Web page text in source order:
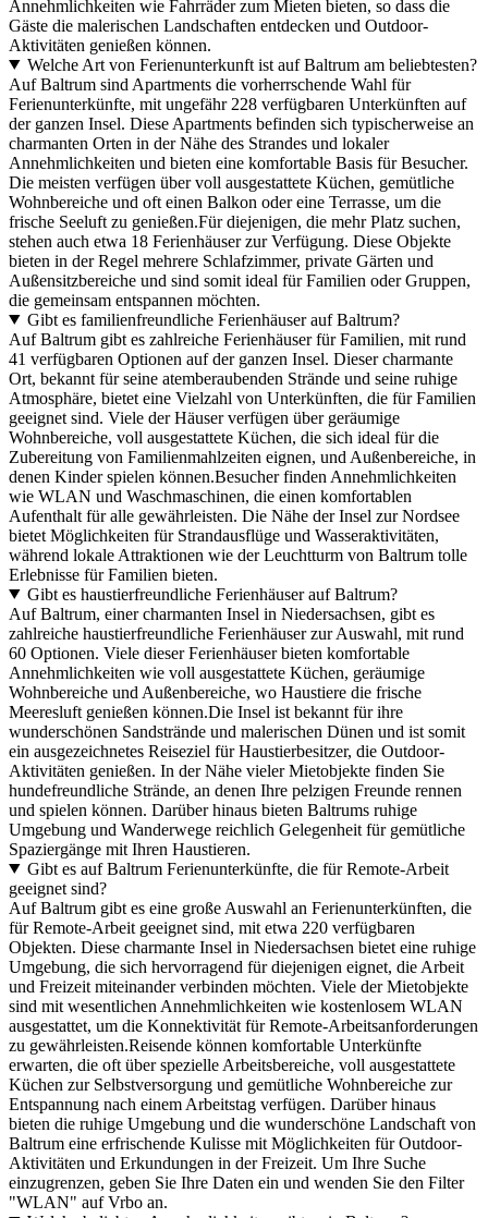
Annehmlichkeiten wie Fahrräder zum Mieten bieten, so dass die
Gäste die malerischen Landschaften entdecken und Outdoor-
Aktivitäten genießen können.
Welche Art von Ferienunterkunft ist auf Baltrum am beliebtesten?
Auf Baltrum sind Apartments die vorherrschende Wahl für
Ferienunterkünfte, mit ungefähr 228 verfügbaren Unterkünften auf
der ganzen Insel. Diese Apartments befinden sich typischerweise an
charmanten Orten in der Nähe des Strandes und lokaler
Annehmlichkeiten und bieten eine komfortable Basis für Besucher.
Die meisten verfügen über voll ausgestattete Küchen, gemütliche
Wohnbereiche und oft einen Balkon oder eine Terrasse, um die
frische Seeluft zu genießen.Für diejenigen, die mehr Platz suchen,
stehen auch etwa 18 Ferienhäuser zur Verfügung. Diese Objekte
bieten in der Regel mehrere Schlafzimmer, private Gärten und
Außensitzbereiche und sind somit ideal für Familien oder Gruppen,
die gemeinsam entspannen möchten.
Gibt es familienfreundliche Ferienhäuser auf Baltrum?
Auf Baltrum gibt es zahlreiche Ferienhäuser für Familien, mit rund
41 verfügbaren Optionen auf der ganzen Insel. Dieser charmante
Ort, bekannt für seine atemberaubenden Strände und seine ruhige
Atmosphäre, bietet eine Vielzahl von Unterkünften, die für Familien
geeignet sind. Viele der Häuser verfügen über geräumige
Wohnbereiche, voll ausgestattete Küchen, die sich ideal für die
Zubereitung von Familienmahlzeiten eignen, und Außenbereiche, in
denen Kinder spielen können.Besucher finden Annehmlichkeiten
wie WLAN und Waschmaschinen, die einen komfortablen
Aufenthalt für alle gewährleisten. Die Nähe der Insel zur Nordsee
bietet Möglichkeiten für Strandausflüge und Wasseraktivitäten,
während lokale Attraktionen wie der Leuchtturm von Baltrum tolle
Erlebnisse für Familien bieten.
Gibt es haustierfreundliche Ferienhäuser auf Baltrum?
Auf Baltrum, einer charmanten Insel in Niedersachsen, gibt es
zahlreiche haustierfreundliche Ferienhäuser zur Auswahl, mit rund
60 Optionen. Viele dieser Ferienhäuser bieten komfortable
Annehmlichkeiten wie voll ausgestattete Küchen, geräumige
Wohnbereiche und Außenbereiche, wo Haustiere die frische
Meeresluft genießen können.Die Insel ist bekannt für ihre
wunderschönen Sandstrände und malerischen Dünen und ist somit
ein ausgezeichnetes Reiseziel für Haustierbesitzer, die Outdoor-
Aktivitäten genießen. In der Nähe vieler Mietobjekte finden Sie
hundefreundliche Strände, an denen Ihre pelzigen Freunde rennen
und spielen können. Darüber hinaus bieten Baltrums ruhige
Umgebung und Wanderwege reichlich Gelegenheit für gemütliche
Spaziergänge mit Ihren Haustieren.
Gibt es auf Baltrum Ferienunterkünfte, die für Remote-Arbeit
geeignet sind?
Auf Baltrum gibt es eine große Auswahl an Ferienunterkünften, die
für Remote-Arbeit geeignet sind, mit etwa 220 verfügbaren
Objekten. Diese charmante Insel in Niedersachsen bietet eine ruhige
Umgebung, die sich hervorragend für diejenigen eignet, die Arbeit
und Freizeit miteinander verbinden möchten. Viele der Mietobjekte
sind mit wesentlichen Annehmlichkeiten wie kostenlosem WLAN
ausgestattet, um die Konnektivität für Remote-Arbeitsanforderungen
zu gewährleisten.Reisende können komfortable Unterkünfte
erwarten, die oft über spezielle Arbeitsbereiche, voll ausgestattete
Küchen zur Selbstversorgung und gemütliche Wohnbereiche zur
Entspannung nach einem Arbeitstag verfügen. Darüber hinaus
bieten die ruhige Umgebung und die wunderschöne Landschaft von
Baltrum eine erfrischende Kulisse mit Möglichkeiten für Outdoor-
Aktivitäten und Erkundungen in der Freizeit. Um Ihre Suche
einzugrenzen, geben Sie Ihre Daten ein und wenden Sie den Filter
"WLAN" auf Vrbo an.